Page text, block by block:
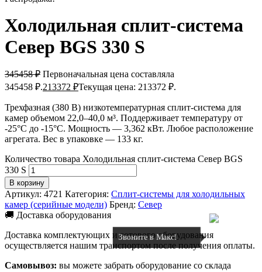
Холодильная сплит-система
Север BGS 330 S
345458₽ Первоначальная цена составляла
345458 ₽.213372 ₽Текущая цена: 213372 ₽.
Трехфазная (380 В) низкотемпературная сплит-система для
камер объемом 22,0–40,0 м³. Поддерживает температуру от
-25°C до -15°C. Мощность — 3,362 кВт. Любое расположение
агрегата. Вес в упаковке — 133 кг.
Количество товара Холодильная сплит-система Север BGS
330 S
В корзину
Артикул: 4721 Категория: Сплит-системы для холодильных
камер (серийные модели) Бренд: Север
🚚 Доставка оборудования
Доставка комплектующих и готового оборудования
осуществляется нашим транспортом после получения оплаты.
Самовывоз: вы можете забрать оборудование со склада
Звоните в Макс!